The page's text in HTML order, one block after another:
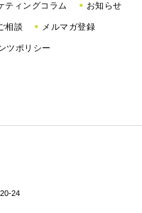
ティングコラム お知らせ
相談 メルマガ登録
ツポリシー
24